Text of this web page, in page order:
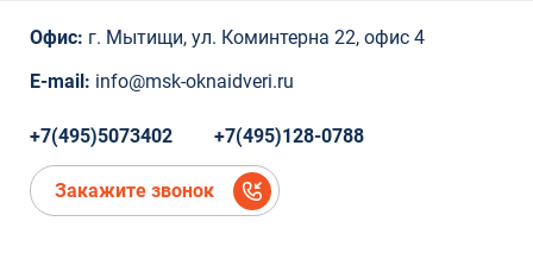
Коминтерна, 22
Коминтерна, 22
Коминтерна, 22
микрорайон Новое Павлино, Балашиха,
Московская область,
микрорайон Новое Павлино, Балашиха,
Офис: г. Мытищи, ул. Коминтерна 22, офис 4
E-mail: info@msk-oknaidveri.ru
+7(495)5073402 +7(495)128-0788
Закажите звонок